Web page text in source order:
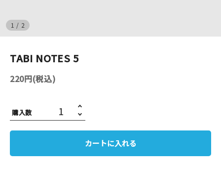
シルクスクリーン
雑貨
文房具
1 / 2
TABI NOTES 5
220円(税込)
購入数
カートに入れる